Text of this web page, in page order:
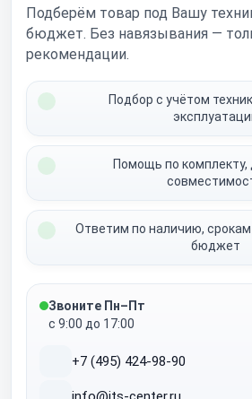
Подберём товар под Вашу
бюджет. Без навязывания —
рекомендации.
Подбор с учётом
Помощь по комплекту,
Ответим по наличию,
бюджет
Звоните Пн–Пт
с 9:00 до 17:00
+7 (495) 424-98-90